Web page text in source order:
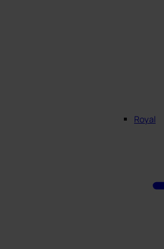
Royal